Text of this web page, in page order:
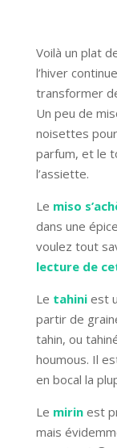
Voilà un plat
l’hiver
transformer
Un peu de
noisettes
parfum, et le
l’assiette.
Le miso
dans une
voulez tout
lecture de
Le tahiniest
partir de
tahin, ou
houmous. Il
en bocal la
Le mirinest
mais